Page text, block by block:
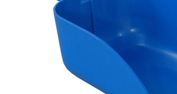
Nous joindre